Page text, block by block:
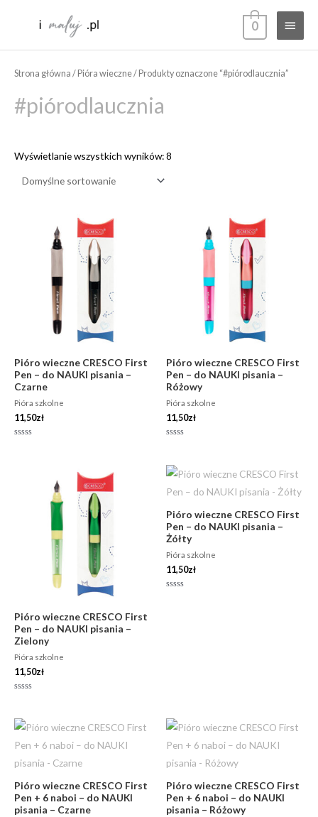
menu
0
Strona główna /Pióra wieczne/ Produkty oznaczone “#piórodlaucznia”
#piórodlaucznia
Wyświetlanie wszystkich wyników: 8
Pióro wieczne CRESCO First
Pen – do NAUKI pisania –
Czarne
Pióra szkolne
11,50zł
Pióro wieczne CRESCO First
Pen – do NAUKI pisania –
Różowy
Pióra szkolne
11,50zł
5
Pióro wieczne CRESCO First
Pen – do NAUKI pisania –
Zielony
Pióra szkolne
11,50zł
5
Pióro wieczne CRESCO First
Pen – do NAUKI pisania –
Żółty
Pióra szkolne
11,50zł
Pióro wieczne CRESCO First
Pen + 6 naboi – do NAUKI
pisania – Czarne
Pióro wieczne CRESCO First
Pen + 6 naboi – do NAUKI
pisania – Różowy